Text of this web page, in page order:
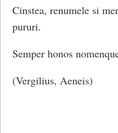
Cinstea, renumele si
pururi.
Semper honos
(Vergilius, Aeneis)